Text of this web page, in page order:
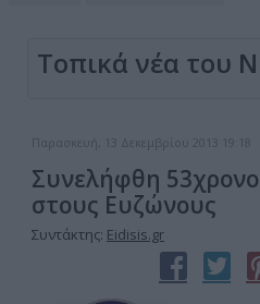
Τοπικά νέα του
Παρασκευή, 13 Δεκεμβρίου 2013 19:18
Συνελήφθη
στους Ευζώνους
Συντάκτης: Eidisis.gr